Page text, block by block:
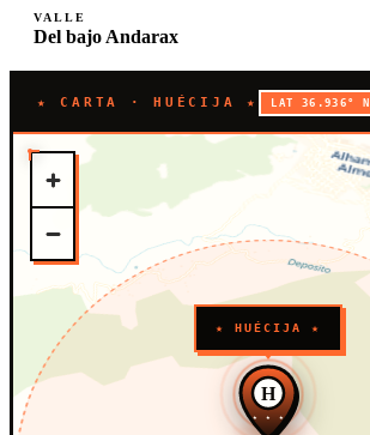
VALLE
Del bajo Andarax
★ CARTA · HUÉCIJA ★ LAT 36.936° N
★ HUÉCIJA ★
H
★ ★ ★